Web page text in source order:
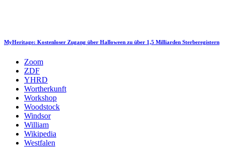
MyHeritage: Kostenloser Zugang über Halloween zu über 1,5 Milliarden Sterberegistern
Zoom
ZDF
YHRD
Wortherkunft
Workshop
Woodstock
Windsor
William
Wikipedia
Westfalen